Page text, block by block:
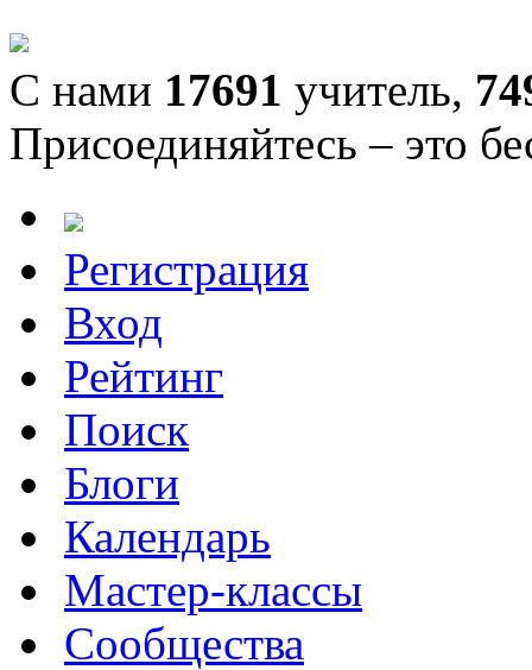
С нами 17691 учитель,
Присоединяйтесь – это
Регистрация
Вход
Рейтинг
Поиск
Блоги
Календарь
Мастер-классы
Сообщества